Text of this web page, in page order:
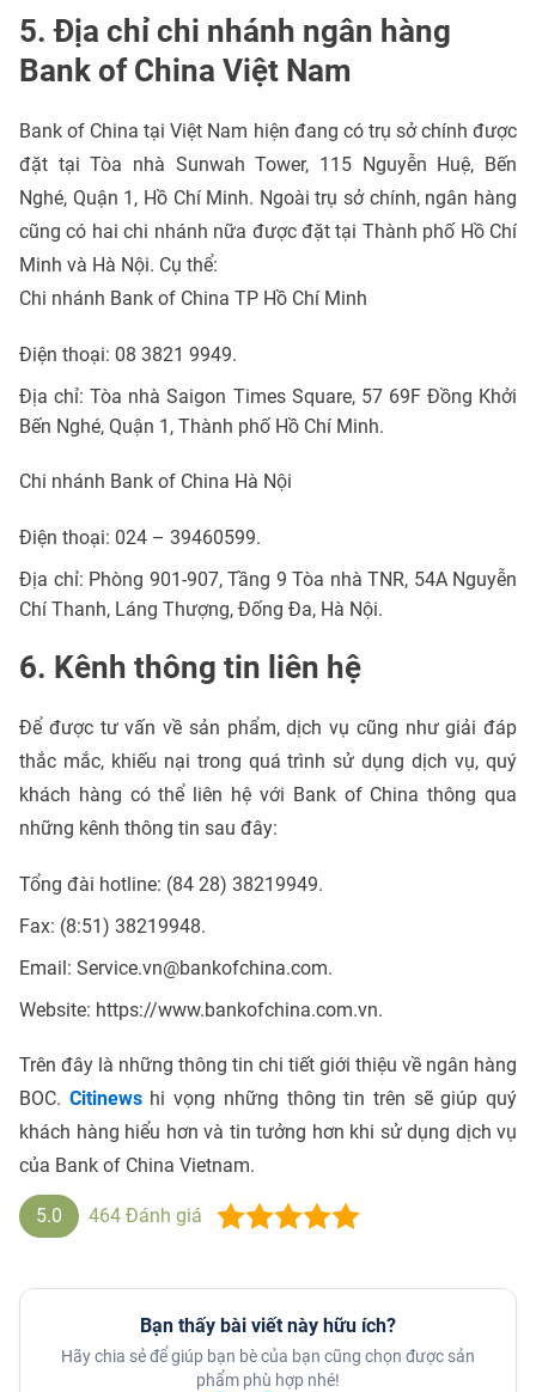
5. Địa chỉ chi nhánh ngân hàng
Bank of China Việt Nam
Bank of China tại Việt Nam hiện đang có trụ sở chính được
đặt tại Tòa nhà Sunwah Tower, 115 Nguyễn Huệ, Bến
Nghé, Quận 1, Hồ Chí Minh. Ngoài trụ sở chính, ngân hàng
cũng có hai chi nhánh nữa được đặt tại Thành phố Hồ Chí
Minh và Hà Nội. Cụ thể:
Chi nhánh Bank of China TP Hồ Chí Minh
Điện thoại: 08 3821 9949.
Địa chỉ: Tòa nhà Saigon Times Square, 57 69F Đồng Khởi
Bến Nghé, Quận 1, Thành phố Hồ Chí Minh.
Chi nhánh Bank of China Hà Nội
Điện thoại: 024 – 39460599.
Địa chỉ: Phòng 901-907, Tầng 9 Tòa nhà TNR, 54A Nguyễn
Chí Thanh, Láng Thượng, Đống Đa, Hà Nội.
6. Kênh thông tin liên hệ
Để được tư vấn về sản phẩm, dịch vụ cũng như giải đáp
thắc mắc, khiếu nại trong quá trình sử dụng dịch vụ, quý
khách hàng có thể liên hệ với Bank of China thông qua
những kênh thông tin sau đây:
Tổng đài hotline: (84 28) 38219949.
Fax: (8:51) 38219948.
Email: Service.vn@bankofchina.com.
Website: https://www.bankofchina.com.vn.
Trên đây là những thông tin chi tiết giới thiệu về ngân hàng
BOC. Citinewshi vọng những thông tin trên sẽ giúp quý
khách hàng hiểu hơn và tin tưởng hơn khi sử dụng dịch vụ
của Bank of China Vietnam.
5.0 464 Đánh giá
Bạn thấy bài viết này hữu ích?
Hãy chia sẻ để giúp bạn bè của bạn cũng chọn được sản
phẩm phù hợp nhé!